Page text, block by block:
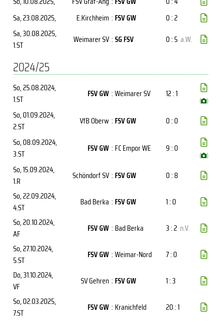
Sa, 23.08.2025, E.Kirchheim : FSV GW
0 : 2
Sa, 30.08.2025,
1.ST
Weimarer SV :SG FSV 0 : 5 a.W.
2024/25
So, 25.08.2024,
1.ST
FSV GW :Weimarer SV 12 : 1
( )
So, 01.09.2024,
2.ST
VfB Oberw : FSV GW
0 : 0
So, 08.09.2024,
3.ST
FSV GW : FC Empor WE 9 : 0
( )
So, 15.09.2024,
1.R
Schöndorf SV : FSV GW
0 : 8
So, 22.09.2024,
4.ST
Bad Berka : FSV GW
1 : 0
So, 20.10.2024,
AF
FSV GW : Bad Berka 3 : 2 n.V.
So, 27.10.2024,
5.ST
FSV GW :Weimar-Nord
7 : 0
Do, 31.10.2024,
VF
SV Gehren : FSV GW
1 : 3
So, 02.03.2025,
7.ST
FSV GW : Kranichfeld
20 : 1